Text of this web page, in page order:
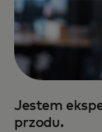
Jestem
przodu.